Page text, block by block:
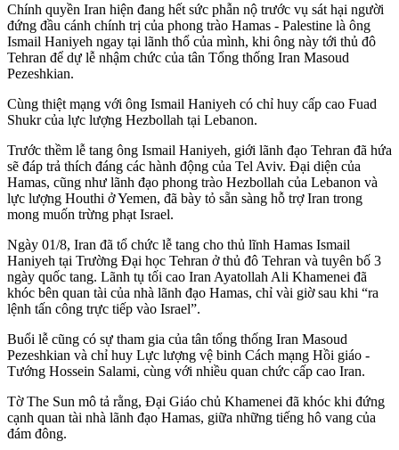
Chính quyền Iran hiện đang hết sức phẫn nộ trước vụ sát hại người
đứng đầu cánh chính trị của phong trào Hamas - Palestine là ông
Ismail Haniyeh ngay tại lãnh thổ của mình, khi ông này tới thủ đô
Tehran để dự lễ nhậm chức của tân Tổng thống Iran Masoud
Pezeshkian.
Cùng thiệt mạng với ông Ismail Haniyeh có chỉ huy cấp cao Fuad
Shukr của lực lượng Hezbollah tại Lebanon.
Trước thềm lễ tang ông Ismail Haniyeh, giới lãnh đạo Tehran đã hứa
sẽ đáp trả thích đáng các hành động của Tel Aviv. Đại diện của
Hamas, cũng như lãnh đạo phong trào Hezbollah của Lebanon và
lực lượng Houthi ở Yemen, đã bày tỏ sẵn sàng hỗ trợ Iran trong
mong muốn trừng phạt Israel.
Ngày 01/8, Iran đã tổ chức lễ tang cho thủ lĩnh Hamas Ismail
Haniyeh tại Trường Đại học Tehran ở thủ đô Tehran và tuyên bố 3
ngày quốc tang. Lãnh tụ tối cao Iran Ayatollah Ali Khamenei đã
khóc bên quan tài của nhà lãnh đạo Hamas, chỉ vài giờ sau khi “ra
lệnh tấn công trực tiếp vào Israel”.
Buổi lễ cũng có sự tham gia của tân tổng thống Iran Masoud
Pezeshkian và chỉ huy Lực lượng vệ binh Cách mạng Hồi giáo -
Tướng Hossein Salami, cùng với nhiều quan chức cấp cao Iran.
Tờ The Sun mô tả rằng, Đại Giáo chủ Khamenei đã khóc khi đứng
cạnh quan tài nhà lãnh đạo Hamas, giữa những tiếng hô vang của
đám đông.